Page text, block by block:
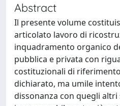
Abstract
Il presente volume
articolato lavoro di
inquadramento organico
pubblica e privata con
costituzionali di
dichiarato, ma umile
dissonanza con quegli altri